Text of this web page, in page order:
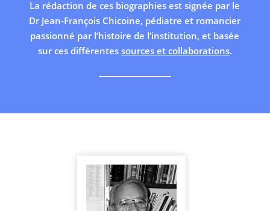
La rédaction de ces biographies est signée par le
Dr Jean-François Chicoine, pédiatre et romancier
passionné par l’histoire de l’institution, et basée
sur ces différentes sources et collaborations.